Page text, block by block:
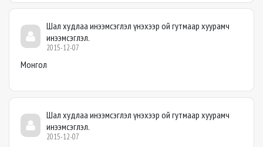
Шал худлаа инээмсэглэл үнэхээр ой гутмаар хуурамч
инээмсэглэл.
2015-12-07
Монгол
Шал худлаа инээмсэглэл үнэхээр ой гутмаар хуурамч
инээмсэглэл.
2015-12-07